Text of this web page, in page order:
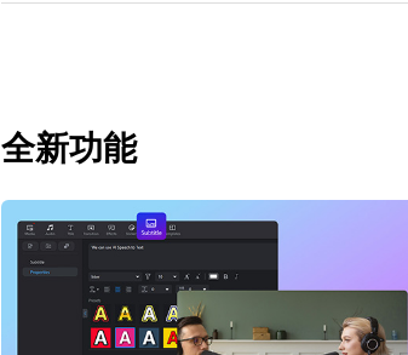
全新功能